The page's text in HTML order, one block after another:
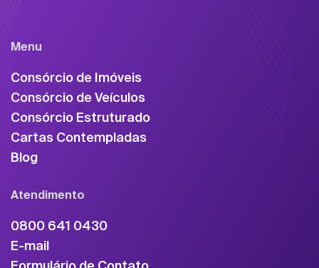
Menu
Consórcio de Imóveis
Consórcio de Veículos
Consórcio Estruturado
Cartas Contempladas
Blog
Atendimento
0800 641 0430
E-mail